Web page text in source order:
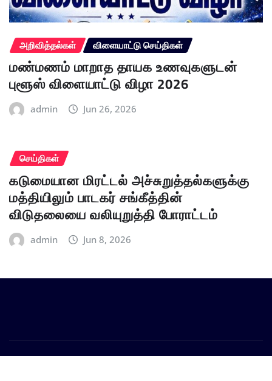
அறிவித்தல்கள் விளையாட்டு செய்திகள்
மண்மணம் மாறாத தாயக உணவுகளுடன்
புளூஸ் விளையாட்டு விழா 2026
admin Jun 26, 2026
செய்திகள்
கடுமையான மிரட்டல் அச்சுறுத்தல்களுக்கு
மத்தியிலும் பாடகர் சங்கீத்தின்
விடுதலையை வலியுறுத்தி போராட்டம்
admin Jun 8, 2026